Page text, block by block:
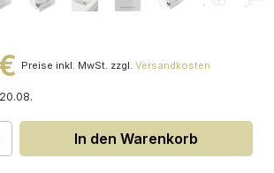
Preise inkl. MwSt. zzgl. Versandkosten
Gib den
In den Warenkorb